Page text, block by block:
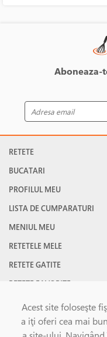
Acest site foloseşte
a iţi oferi cea mai
Aboneaza-
RETETE
BUCATARI
PROFILUL MEU
LISTA DE CUMPARATURI
MENIUL MEU
RETETELE MELE
RETETE GATITE
RETETE FAVORITE
©Gatesc.ro 2026